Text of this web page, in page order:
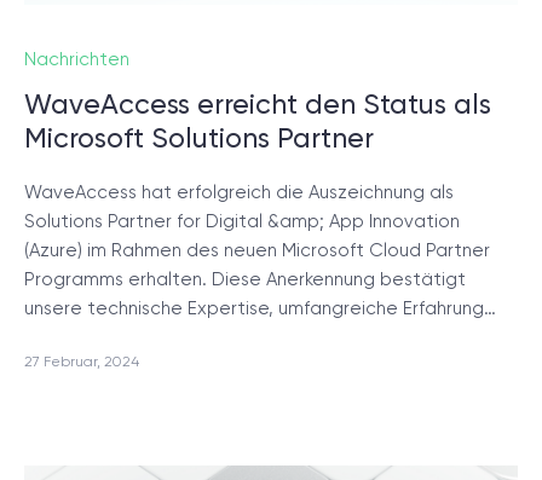
Nachrichten
WaveAccess erreicht den Status als
Microsoft Solutions Partner
WaveAccess hat erfolgreich die Auszeichnung als
Solutions Partner for Digital &amp; App Innovation
(Azure) im Rahmen des neuen Microsoft Cloud Partner
Programms erhalten. Diese Anerkennung bestätigt
unsere technische Expertise, umfangreiche Erfahrung…
27 Februar, 2024
/ Blog